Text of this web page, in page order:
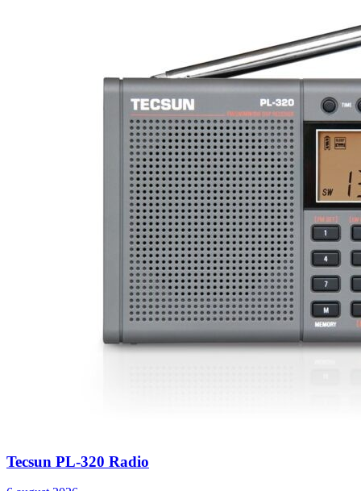
Tecsun PL-320 Radio